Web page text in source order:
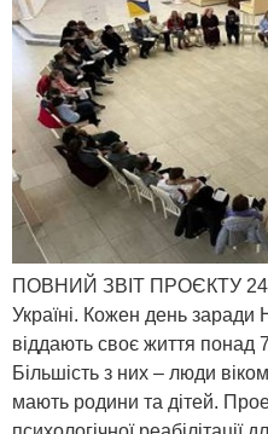
ПОВНИЙ ЗВІТ ПРОЄКТУ 24
Україні. Кожен день
віддають своє життя понад
Більшість з них – люди
мають родини та дітей.